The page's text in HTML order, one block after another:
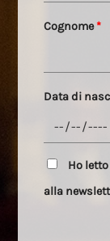
Cognome*
Data di
Ho
alla